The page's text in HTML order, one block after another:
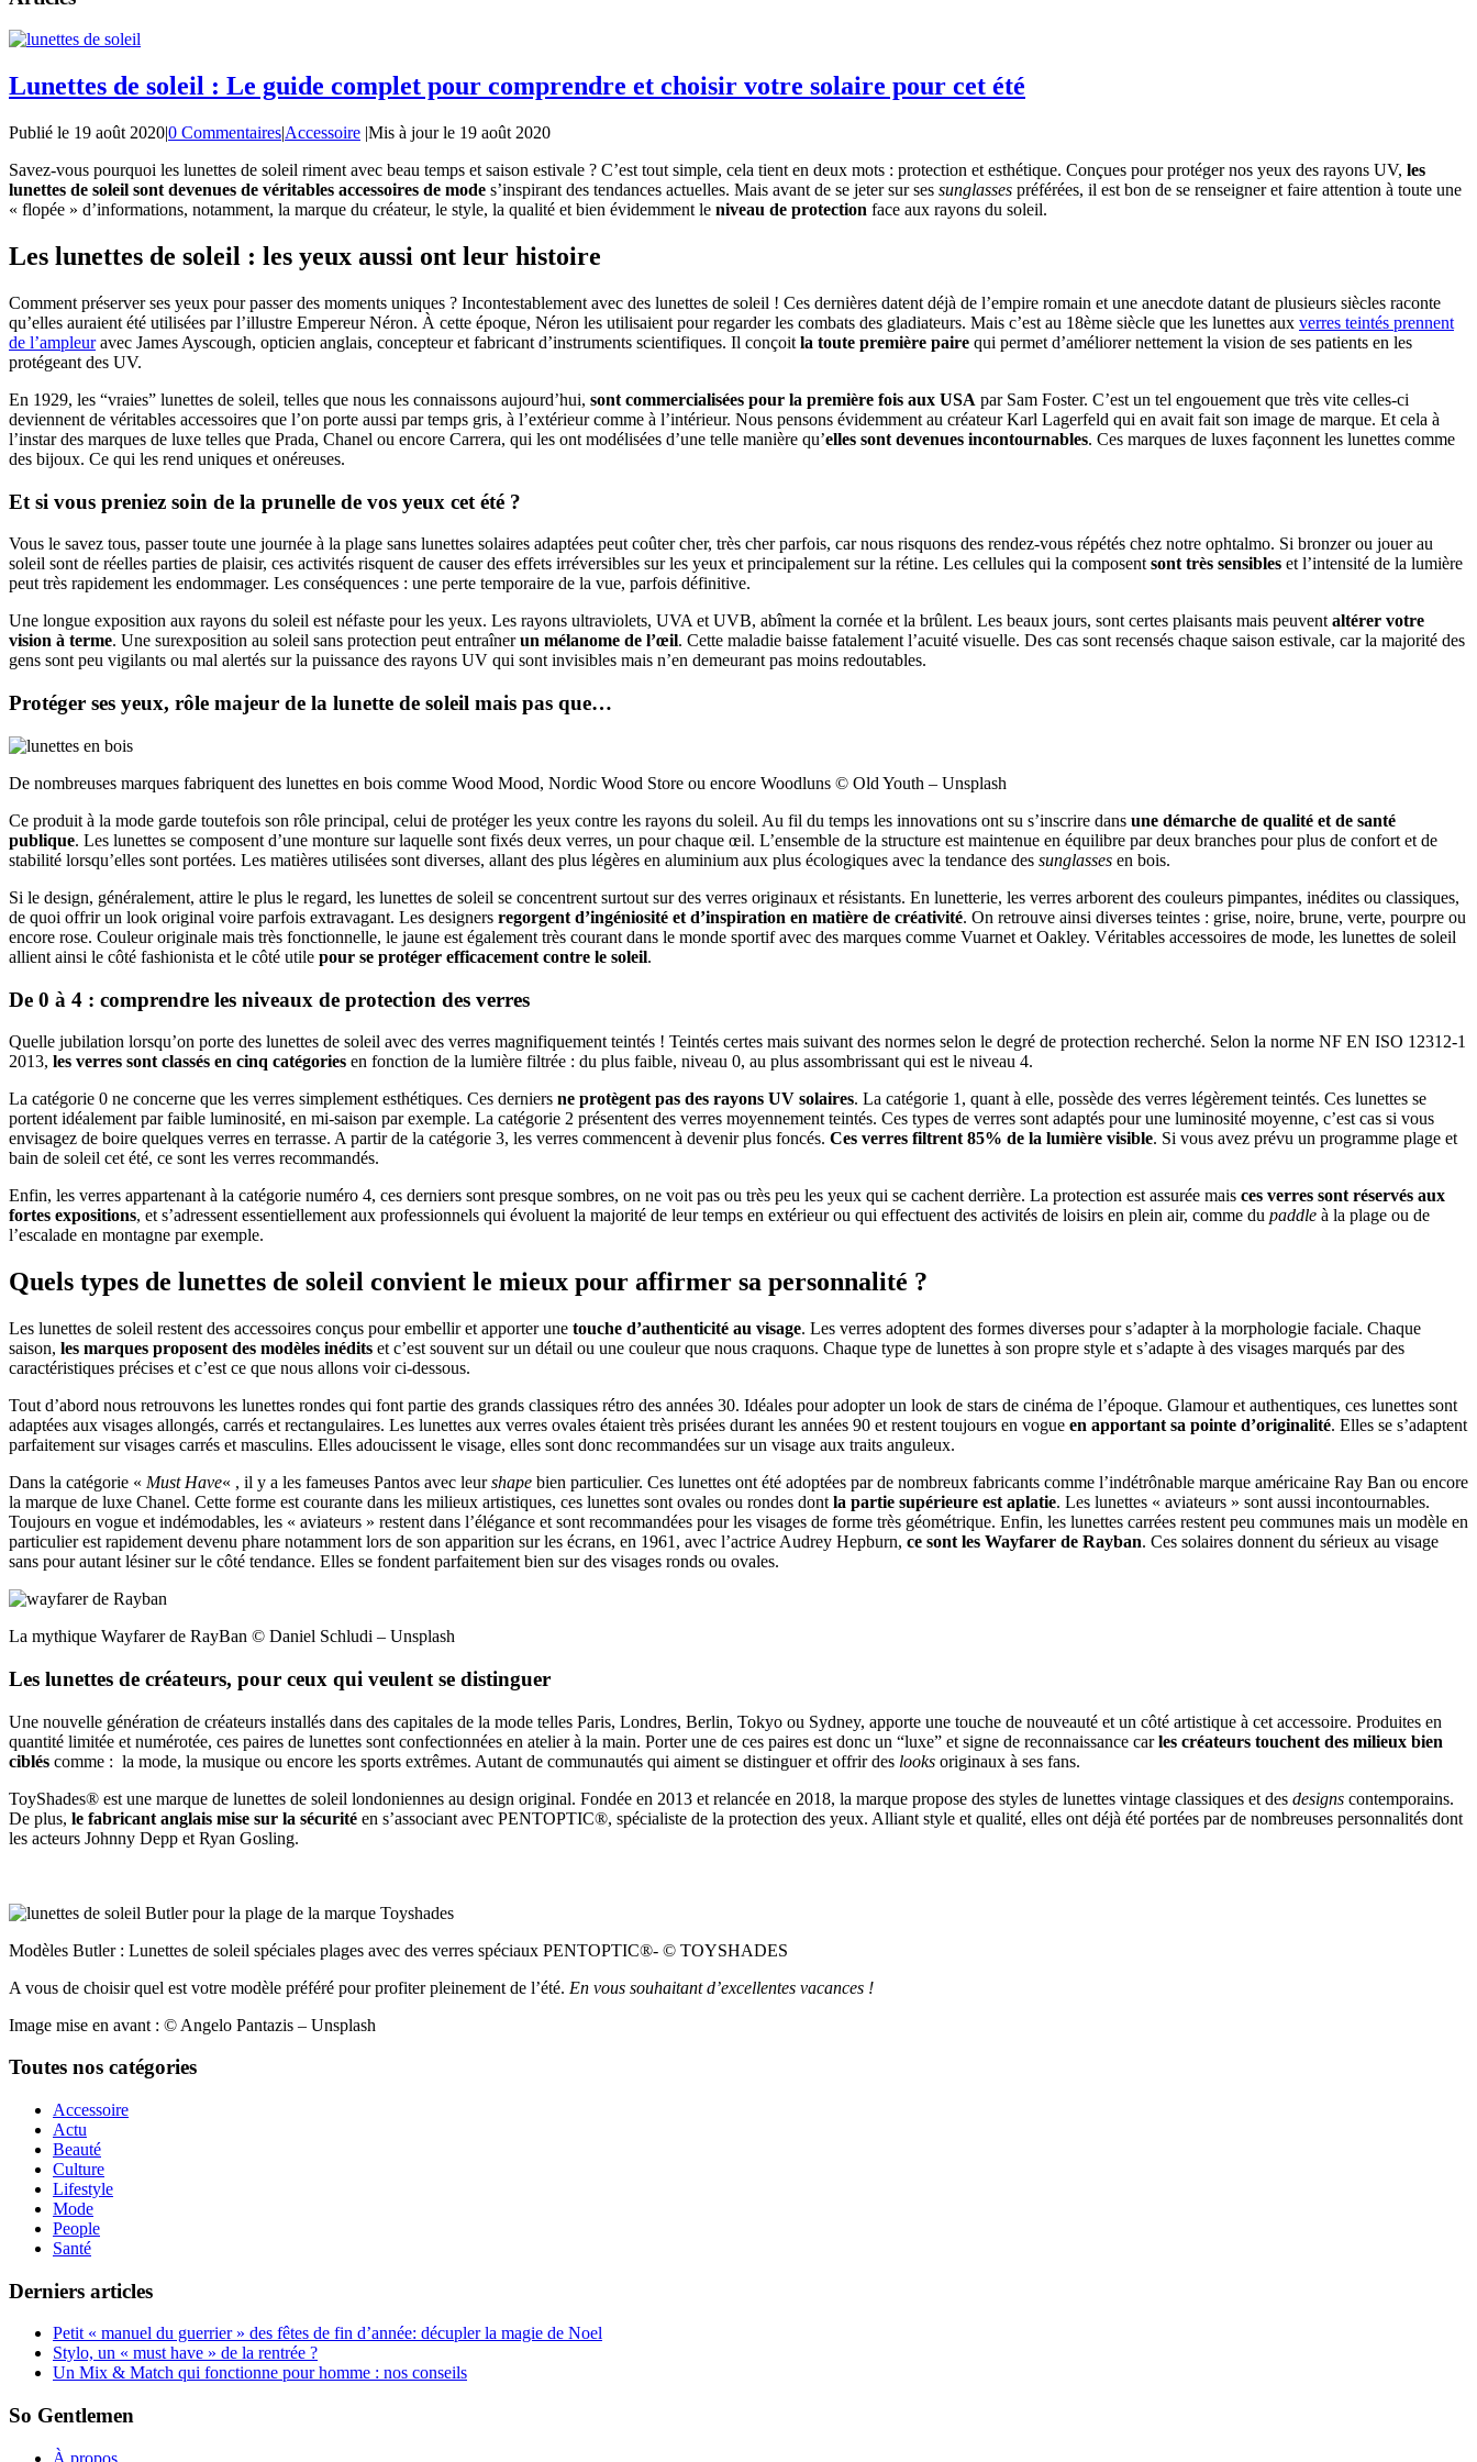
Lunettes de soleil : Le guide complet pour comprendre et choisir votre solaire pour cet été
Publié le 19 août 2020|0 Commentaires|Accessoire |Mis à jour le 19 août 2020
Savez-vous pourquoi les lunettes de soleil riment avec beau temps et saison estivale ? C’est tout simple, cela tient en deux mots : protection et esthétique. Conçues pour protéger nos yeux des rayons UV, les
lunettes de soleil sont devenues de véritables accessoires de mode s’inspirant des tendances actuelles. Mais avant de se jeter sur ses sunglasses préférées, il est bon de se renseigner et faire attention à toute une
« flopée » d’informations, notamment, la marque du créateur, le style, la qualité et bien évidemment le niveau de protection face aux rayons du soleil.
Les lunettes de soleil : les yeux aussi ont leur histoire
Comment préserver ses yeux pour passer des moments uniques ? Incontestablement avec des lunettes de soleil ! Ces dernières datent déjà de l’empire romain et une anecdote datant de plusieurs siècles raconte
qu’elles auraient été utilisées par l’illustre Empereur Néron. À cette époque, Néron les utilisaient pour regarder les combats des gladiateurs. Mais c’est au 18ème siècle que les lunettes aux verres teintés prennent
de l’ampleuravec James Ayscough, opticien anglais, concepteur et fabricant d’instruments scientifiques. Il conçoit la toute première paire qui permet d’améliorer nettement la vision de ses patients en les
protégeant des UV.
En 1929, les “vraies” lunettes de soleil, telles que nous les connaissons aujourd’hui, sont commercialisées pour la première fois aux USA par Sam Foster. C’est un tel engouement que très vite celles-ci
deviennent de véritables accessoires que l’on porte aussi par temps gris, à l’extérieur comme à l’intérieur. Nous pensons évidemment au créateur Karl Lagerfeld qui en avait fait son image de marque. Et cela à
l’instar des marques de luxe telles que Prada, Chanel ou encore Carrera, qui les ont modélisées d’une telle manière qu’elles sont devenues incontournables. Ces marques de luxes façonnent les lunettes comme
des bijoux. Ce qui les rend uniques et onéreuses.
Et si vous preniez soin de la prunelle de vos yeux cet été ?
Vous le savez tous, passer toute une journée à la plage sans lunettes solaires adaptées peut coûter cher, très cher parfois, car nous risquons des rendez-vous répétés chez notre ophtalmo. Si bronzer ou jouer au
soleil sont de réelles parties de plaisir, ces activités risquent de causer des effets irréversibles sur les yeux et principalement sur la rétine. Les cellules qui la composent sont très sensibles et l’intensité de la lumière
peut très rapidement les endommager. Les conséquences : une perte temporaire de la vue, parfois définitive.
Une longue exposition aux rayons du soleil est néfaste pour les yeux. Les rayons ultraviolets, UVA et UVB, abîment la cornée et la brûlent. Les beaux jours, sont certes plaisants mais peuvent altérer votre
vision à terme. Une surexposition au soleil sans protection peut entraînerun mélanome de l’œil. Cette maladie baisse fatalement l’acuité visuelle. Des cas sont recensés chaque saison estivale, car la majorité des
gens sont peu vigilants ou mal alertés sur la puissance des rayons UV qui sont invisibles mais n’en demeurant pas moins redoutables.
Protéger ses yeux, rôle majeur de la lunette de soleil mais pas que…
De nombreuses marques fabriquent des lunettes en bois comme Wood Mood, Nordic Wood Store ou encore Woodluns © Old Youth – Unsplash
Ce produit à la mode garde toutefois son rôle principal, celui de protéger les yeux contre les rayons du soleil. Au fil du temps les innovations ont su s’inscrire dans une démarche de qualité et de santé
publique. Les lunettes se composent d’une monture sur laquelle sont fixés deux verres, un pour chaque œil. L’ensemble de la structure est maintenue en équilibre par deux branches pour plus de confort et de
stabilité lorsqu’elles sont portées. Les matières utilisées sont diverses, allant des plus légères en aluminium aux plus écologiques avec la tendance des sunglasses en bois.
Si le design, généralement, attire le plus le regard, les lunettes de soleil se concentrent surtout sur des verres originaux et résistants. En lunetterie, les verres arborent des couleurs pimpantes, inédites ou classiques,
de quoi offrir un look original voire parfois extravagant. Les designers regorgent d’ingéniosité et d’inspiration en matière de créativité. On retrouve ainsi diverses teintes : grise, noire, brune, verte, pourpre ou
encore rose. Couleur originale mais très fonctionnelle, le jaune est également très courant dans le monde sportif avec des marques comme Vuarnet et Oakley. Véritables accessoires de mode, les lunettes de soleil
allient ainsi le côté fashionista et le côté utile pour se protéger efficacement contre le soleil.
De 0 à 4 : comprendre les niveaux de protection des verres
Quelle jubilation lorsqu’on porte des lunettes de soleil avec des verres magnifiquement teintés ! Teintés certes mais suivant des normes selon le degré de protection recherché. Selon la norme NF EN ISO 12312-1
2013, les verres sont classés en cinq catégories en fonction de la lumière filtrée : du plus faible, niveau 0, au plus assombrissant qui est le niveau 4.
La catégorie 0 ne concerne que les verres simplement esthétiques. Ces derniers ne protègent pas des rayons UV solaires. La catégorie 1, quant à elle, possède des verres légèrement teintés. Ces lunettes se
portent idéalement par faible luminosité, en mi-saison par exemple. La catégorie 2 présentent des verres moyennement teintés. Ces types de verres sont adaptés pour une luminosité moyenne, c’est cas si vous
envisagez de boire quelques verres en terrasse. A partir de la catégorie 3, les verres commencent à devenir plus foncés. Ces verres filtrent 85% de la lumière visible. Si vous avez prévu un programme plage et
bain de soleil cet été, ce sont les verres recommandés.
Enfin, les verres appartenant à la catégorie numéro 4, ces derniers sont presque sombres, on ne voit pas ou très peu les yeux qui se cachent derrière. La protection est assurée mais ces verres sont réservés aux
fortes expositions, et s’adressent essentiellement aux professionnels qui évoluent la majorité de leur temps en extérieur ou qui effectuent des activités de loisirs en plein air, comme du paddle à la plage ou de
l’escalade en montagne par exemple.
Quels types de lunettes de soleil convient le mieux pour affirmer sa personnalité ?
Les lunettes de soleil restent des accessoires conçus pour embellir et apporter une touche d’authenticité au visage. Les verres adoptent des formes diverses pour s’adapter à la morphologie faciale. Chaque
saison, les marques proposent des modèles inédits et c’est souvent sur un détail ou une couleur que nous craquons. Chaque type de lunettes à son propre style et s’adapte à des visages marqués par des
caractéristiques précises et c’est ce que nous allons voir ci-dessous.
Tout d’abord nous retrouvons les lunettes rondes qui font partie des grands classiques rétro des années 30. Idéales pour adopter un look de stars de cinéma de l’époque. Glamour et authentiques, ces lunettes sont
adaptées aux visages allongés, carrés et rectangulaires. Les lunettes aux verres ovales étaient très prisées durant les années 90 et restent toujours en vogue en apportant sa pointe d’originalité. Elles se s’adaptent
parfaitement sur visages carrés et masculins. Elles adoucissent le visage, elles sont donc recommandées sur un visage aux traits anguleux.
Dans la catégorie « Must Have« , il y a les fameuses Pantos avec leurshape bien particulier. Ces lunettes ont été adoptées par de nombreux fabricants comme l’indétrônable marque américaine Ray Ban ou encore
la marque de luxe Chanel. Cette forme est courante dans les milieux artistiques, ces lunettes sont ovales ou rondes dont la partie supérieure est aplatie. Les lunettes « aviateurs » sont aussi incontournables.
Toujours en vogue et indémodables, les « aviateurs » restent dans l’élégance et sont recommandées pour les visages de forme très géométrique. Enfin, les lunettes carrées restent peu communes mais un modèle en
particulier est rapidement devenu phare notamment lors de son apparition sur les écrans, en 1961, avec l’actrice Audrey Hepburn, ce sont les Wayfarer de Rayban. Ces solaires donnent du sérieux au visage
sans pour autant lésiner sur le côté tendance. Elles se fondent parfaitement bien sur des visages ronds ou ovales.
La mythique Wayfarer de RayBan © Daniel Schludi – Unsplash
Les lunettes de créateurs, pour ceux qui veulent se distinguer
Une nouvelle génération de créateurs installés dans des capitales de la mode telles Paris, Londres, Berlin, Tokyo ou Sydney, apporte une touche de nouveauté et un côté artistique à cet accessoire. Produites en
quantité limitée et numérotée, ces paires de lunettes sont confectionnées en atelier à la main. Porter une de ces paires est donc un “luxe” et signe de reconnaissance carles créateurs touchent des milieux bien
ciblés comme : la mode, la musique ou encore les sports extrêmes. Autant de communautés qui aiment se distinguer et offrir des looks originaux à ses fans.
ToyShades® est une marque de lunettes de soleil londoniennes au design original. Fondée en 2013 et relancée en 2018, la marque propose des styles de lunettes vintage classiques et des designs contemporains.
De plus, le fabricant anglais mise sur la sécurité en s’associant avec PENTOPTIC®, spécialiste de la protection des yeux. Alliant style et qualité, elles ont déjà été portées par de nombreuses personnalités dont
les acteurs Johnny Depp et Ryan Gosling.
Modèles Butler : Lunettes de soleil spéciales plages avec des verres spéciaux PENTOPTIC®️- © TOYSHADES
A vous de choisir quel est votre modèle préféré pour profiter pleinement de l’été. En vous souhaitant d’excellentes vacances !
Image mise en avant : © Angelo Pantazis – Unsplash
Toutes nos catégories
Accessoire
Actu
Beauté
Culture
Lifestyle
Mode
People
Santé
Derniers articles
Petit « manuel du guerrier » des fêtes de fin d’année: décupler la magie de Noel
Stylo, un « must have » de la rentrée ?
Un Mix & Match qui fonctionne pour homme : nos conseils
So Gentlemen
À propos